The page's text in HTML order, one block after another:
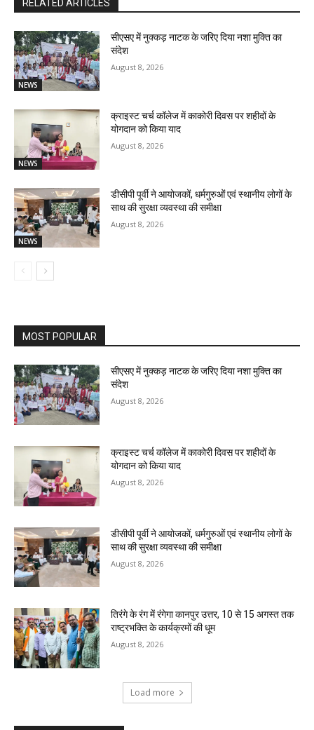
RELATED ARTICLES
NEWS
सीएसए में नुक्कड़ नाटक के जरिए दिया नशा मुक्ति का
संदेश
August 8, 2026
NEWS
क्राइस्ट चर्च कॉलेज में काकोरी दिवस पर शहीदों के
योगदान को किया याद
August 8, 2026
NEWS
डीसीपी पूर्वी ने आयोजकों, धर्मगुरुओं एवं स्थानीय लोगों के
साथ की सुरक्षा व्यवस्था की समीक्षा
August 8, 2026
MOST POPULAR
सीएसए में नुक्कड़ नाटक के जरिए दिया नशा मुक्ति का
संदेश
August 8, 2026
क्राइस्ट चर्च कॉलेज में काकोरी दिवस पर शहीदों के
योगदान को किया याद
August 8, 2026
डीसीपी पूर्वी ने आयोजकों, धर्मगुरुओं एवं स्थानीय लोगों के
साथ की सुरक्षा व्यवस्था की समीक्षा
August 8, 2026
तिरंगे के रंग में रंगेगा कानपुर उत्तर, 10 से 15 अगस्त तक
राष्ट्रभक्ति के कार्यक्रमों की धूम
August 8, 2026
Load more